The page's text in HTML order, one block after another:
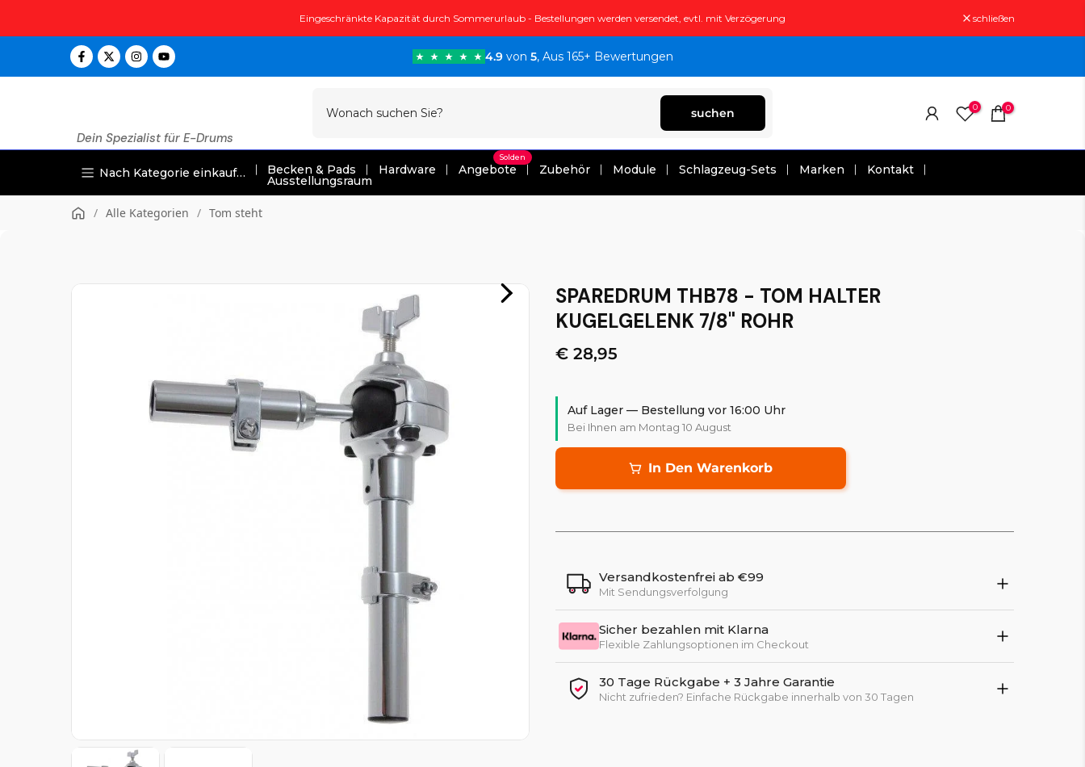
Inhalt
Eingeschränkte Kapazität durch Sommerurlaub - Bestellungen werden versendet, evtl. mit Verzögerung schließen
4.9von 5, Aus 165+ Bewertungen
Dein Spezialist für E-Drums
suchen 0 0
Nach Kategorie einkaufen Becken & Pads Hardware Angebote
Solden
Zubehör Module Schlagzeug-Sets Marken Kontakt
Ausstellungsraum
/ Alle Kategorien / Tom steht
SPAREDRUM THB78 - TOM HALTER
KUGELGELENK 7/8" ROHR
€ 28,95
Auf Lager — Bestellung vor 16:00 Uhr
Bei Ihnen am Montag 10 August
In Den Warenkorb
Versandkostenfrei ab €99
Mit Sendungsverfolgung
Sicher bezahlen mit Klarna
Flexible Zahlungsoptionen im Checkout
30 Tage Rückgabe + 3 Jahre Garantie
Nicht zufrieden? Einfache Rückgabe innerhalb von 30 Tagen